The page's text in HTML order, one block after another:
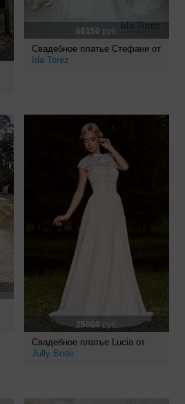
66150 руб.
Свадебное платье Стефани от
Ida Torez
25000 руб.
Свадебное платье Lucia от
Jully Bride